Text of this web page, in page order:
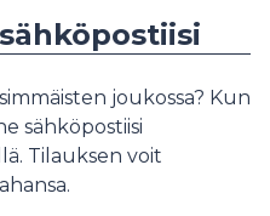
joukossa? Kun
sähköpostiisi
Tilauksen voit